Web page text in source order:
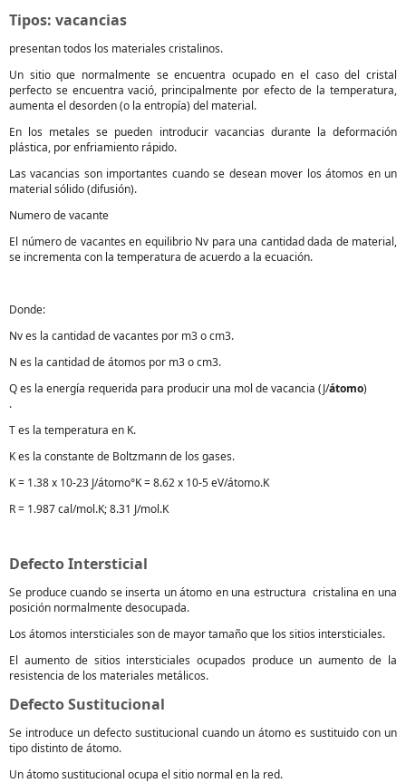
Tipos: vacancias
presentan todos los materiales cristalinos.
Un sitio que normalmente se encuentra ocupado en el caso del cristal
perfecto se encuentra vació, principalmente por efecto de la temperatura,
aumenta el desorden (o la entropía) del material.
En los metales se pueden introducir vacancias durante la deformación
plástica, por enfriamiento rápido.
Las vacancias son importantes cuando se desean mover los átomos en un
material sólido (difusión).
Numero de vacante
El número de vacantes en equilibrio Nv para una cantidad dada de material,
se incrementa con la temperatura de acuerdo a la ecuación.
Donde:
Nv es la cantidad de vacantes por m3 o cm3.
N es la cantidad de átomos por m3 o cm3.
Q es la energía requerida para producir una mol de vacancia (J/átomo)
.
T es la temperatura en K.
K es la constante de Boltzmann de los gases.
K = 1.38 x 10-23 J/átomo°K = 8.62 x 10-5 eV/átomo.K
R = 1.987 cal/mol.K; 8.31 J/mol.K
Defecto Intersticial
Se produce cuando se inserta un átomo en una estructura cristalina en una
posición normalmente desocupada.
Los átomos intersticiales son de mayor tamaño que los sitios intersticiales.
El aumento de sitios intersticiales ocupados produce un aumento de la
resistencia de los materiales metálicos.
Defecto Sustitucional
Se introduce un defecto sustitucional cuando un átomo es sustituido con un
tipo distinto de átomo.
Un átomo sustitucional ocupa el sitio normal en la red.